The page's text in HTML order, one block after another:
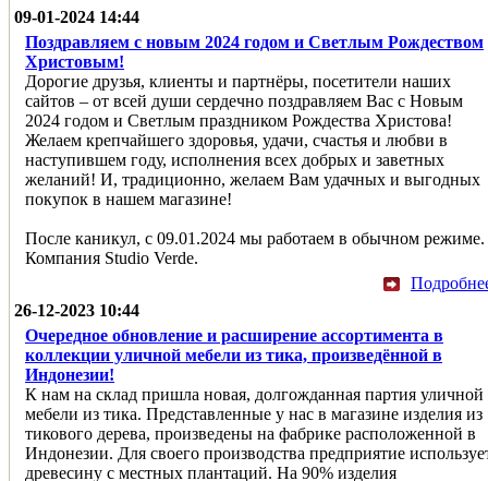
09-01-2024 14:44
Поздравляем с новым 2024 годом и Светлым Рождеством
Христовым!
Дорогие друзья, клиенты и партнёры, посетители наших
сайтов – от всей души сердечно поздравляем Вас с Новым
2024 годом и Светлым праздником Рождества Христова!
Желаем крепчайшего здоровья, удачи, счастья и любви в
наступившем году, исполнения всех добрых и заветных
желаний! И, традиционно, желаем Вам удачных и выгодных
покупок в нашем магазине!
После каникул, с 09.01.2024 мы работаем в обычном режиме.
Компания Studio Verde.
26-12-2023 10:44
Очередное обновление и расширение ассортимента в
коллекции уличной мебели из тика, произведённой в
Индонезии!
К нам на склад пришла новая, долгожданная партия уличной
мебели из тика. Представленные у нас в магазине изделия из
тикового дерева, произведены на фабрике расположенной в
Индонезии. Для своего производства предприятие
древесину с местных плантаций. На 90% изделия